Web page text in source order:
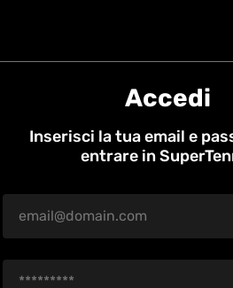
Accedi
Inserisci la tua email e
entrare in